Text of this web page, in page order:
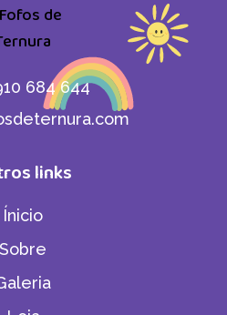
684 644
links
Ínicio
Sobre